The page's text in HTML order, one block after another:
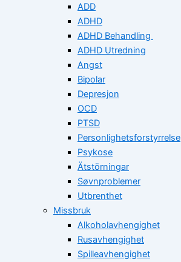
ADD
ADHD
ADHD Behandling
ADHD Utredning
Angst
Bipolar
Depresjon
OCD
PTSD
Personlighetsforstyrrelse
Psykose
Ätstörningar
Søvnproblemer
Utbrenthet
Missbruk
Alkoholavhengighet
Rusavhengighet
Spilleavhengighet